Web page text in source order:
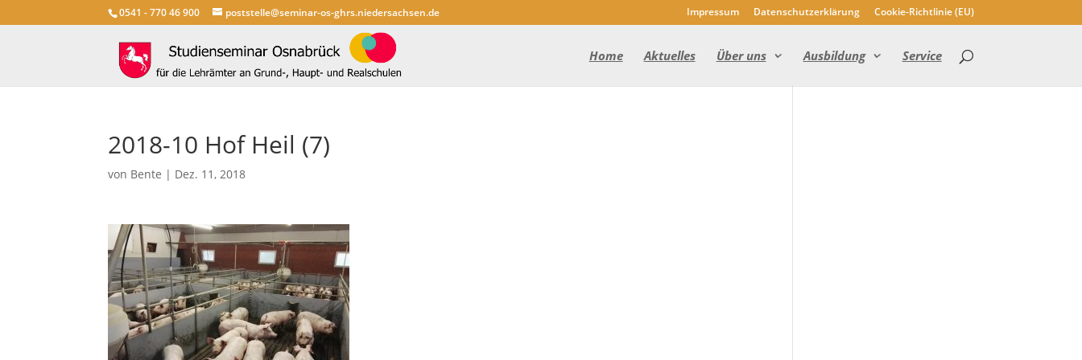
0541 - 770 46 900 poststelle@seminar-os-ghrs.niedersachsen.de Impressum Datenschutzerklärung Cookie-Richtlinie (EU)
Home Aktuelles Über uns Ausbildung Service
2018-10 Hof Heil (7)
von Bente | Dez. 11, 2018